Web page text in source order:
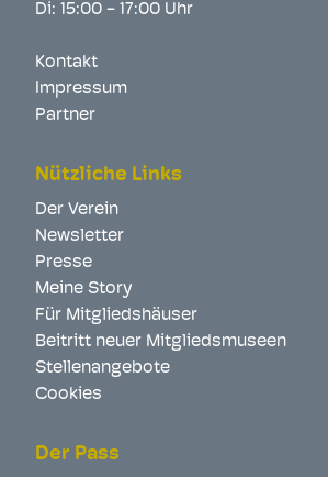
Di: 15:00 - 17:00 Uhr
Kontakt
Impressum
Partner
Nützliche Links
Der Verein
Newsletter
Presse
Meine Story
Für Mitgliedshäuser
Beitritt neuer Mitgliedsmuseen
Stellenangebote
Cookies
Der Pass